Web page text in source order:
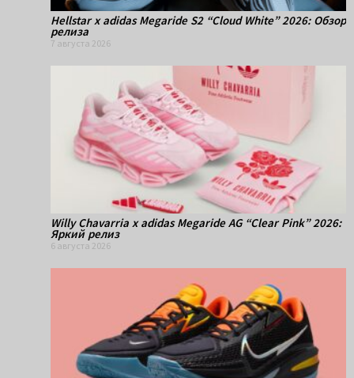
Hellstar x adidas Megaride S2 “Cloud White” 2026: Обзор
релиза
7 августа 2026
Willy Chavarria x adidas Megaride AG “Clear Pink” 2026:
Яркий релиз
6 августа 2026